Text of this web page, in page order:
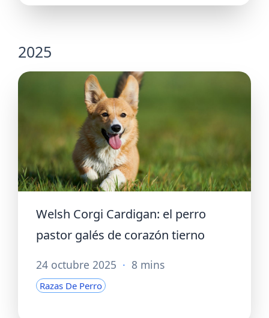
2025
Welsh Corgi Cardigan: el perro
pastor galés de corazón tierno
24 octubre 2025 · 8 mins
Razas De Perro